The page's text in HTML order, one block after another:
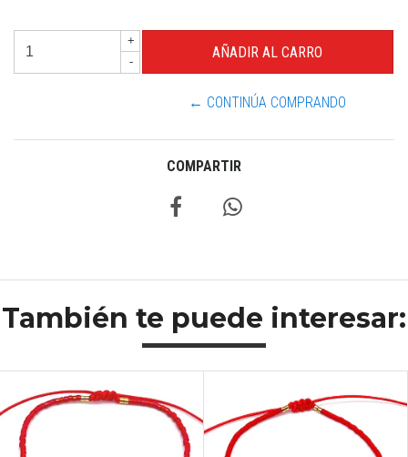
+
-
← CONTINÚA COMPRANDO
COMPARTIR
También te puede interesar: